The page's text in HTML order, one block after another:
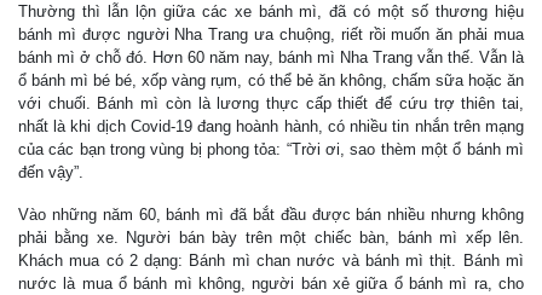
Thường thì lẫn lộn giữa các xe bánh mì, đã có một số thương hiệu
bánh mì được người Nha Trang ưa chuộng, riết rồi muốn ăn phải mua
bánh mì ở chỗ đó. Hơn 60 năm nay, bánh mì Nha Trang vẫn thế. Vẫn là
ổ bánh mì bé bé, xốp vàng rụm, có thể bẻ ăn không, chấm sữa hoặc ăn
với chuối. Bánh mì còn là lương thực cấp thiết để cứu trợ thiên tai,
nhất là khi dịch Covid-19 đang hoành hành, có nhiều tin nhắn trên mạng
của các bạn trong vùng bị phong tỏa: “Trời ơi, sao thèm một ổ bánh mì
đến vậy”.
Vào những năm 60, bánh mì đã bắt đầu được bán nhiều nhưng không
phải bằng xe. Người bán bày trên một chiếc bàn, bánh mì xếp lên.
Khách mua có 2 dạng: Bánh mì chan nước và bánh mì thịt. Bánh mì
nước là mua ổ bánh mì không, người bán xẻ giữa ổ bánh mì ra, cho